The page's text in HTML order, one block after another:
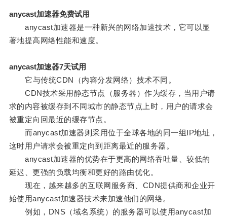
anycast加速器免费试用
anycast加速器是一种新兴的网络加速技术，它可以显
著地提高网络性能和速度。
anycast加速器7天试用
它与传统CDN（内容分发网络）技术不同。
CDN技术采用静态节点（服务器）作为缓存，当用户请
求的内容被缓存到不同城市的静态节点上时，用户的请求会
被重定向回最近的缓存节点。
而anycast加速器则采用位于全球各地的同一组IP地址，
这时用户请求会被重定向到距离最近的服务器。
anycast加速器的优势在于更高的网络吞吐量、较低的
延迟、更强的负载均衡和更好的路由优化。
现在，越来越多的互联网服务商、CDN提供商和企业开
始使用anycast加速器技术来加速他们的网络。
例如，DNS（域名系统）的服务器可以使用anycast加